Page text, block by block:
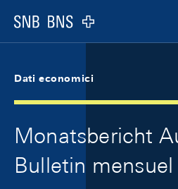
Logo
Dati economici
Monatsbericht
Bulletin